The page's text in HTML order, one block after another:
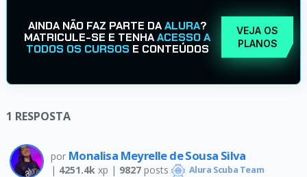
AINDA NÃO FAZ PARTE DAALURA?
MATRICULE-SE E TENHAACESSO A
TODOS OS CURSOS E CONTEÚDOS
VEJA OS
PLANOS
1 RESPOSTA
por Monalisa Meyrelle de Sousa Silva
| 4251.4k xp | 9827posts Alura Scuba Team